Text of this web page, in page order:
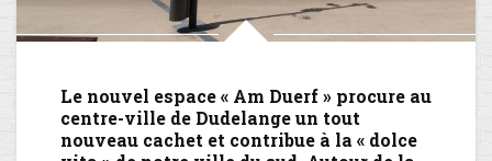
Le nouvel espace « Am Duerf » procure au
centre-ville de Dudelange un tout
nouveau cachet et contribue à la « dolce